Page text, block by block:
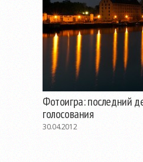
Фотоигра: последний
голосования
30.04.2012